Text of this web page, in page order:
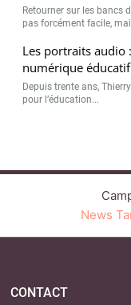
Retourner sur les bancs
pas forcément facile,
Les portraits audio
numérique
Depuis trente ans,
pour l’éducation...
News
CONTACT